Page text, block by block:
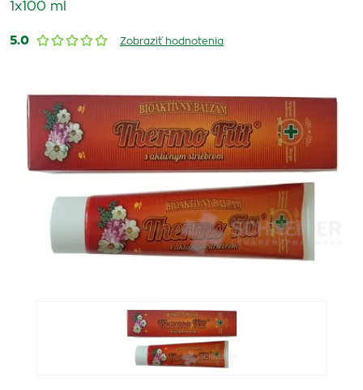
1x100 ml
5.0 Zobraziť hodnotenia